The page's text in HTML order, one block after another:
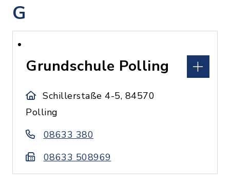
G
Grundschule Polling
Schillerstaße 4-5, 84570
Polling
08633 380
08633 508969